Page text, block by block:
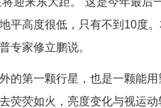
平高度很低，只有不到10度
专家修立鹏说。
第一颗行星，也是一颗能用
荧荧如火，亮度变化与视运动